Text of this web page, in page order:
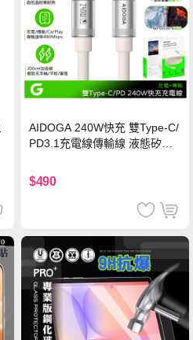
AIDOGA 240W快充 雙Type-C/
PD3.1充電線傳輸線 液態矽膠
機/平板/筆電
$490